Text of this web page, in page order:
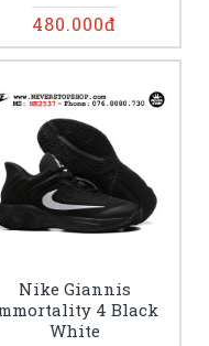
480.000đ
Nike Giannis
4 Black
White